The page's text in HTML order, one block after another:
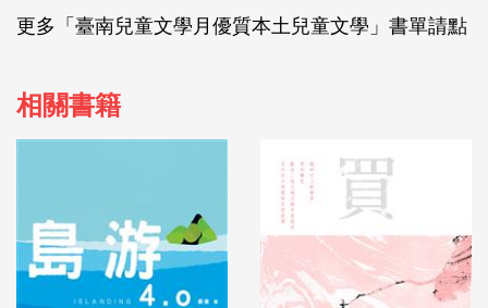
更多「臺南兒童文學月優質本土兒童文學」書單請點
相關書籍